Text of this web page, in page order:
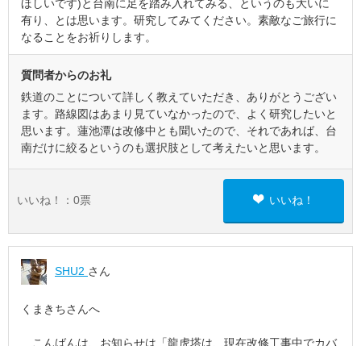
ほしいです)と台南に足を踏み入れてみる、というのも大いに
有り、とは思います。研究してみてください。素敵なご旅行に
なることをお祈りします。
質問者からのお礼
鉄道のことについて詳しく教えていただき、ありがとうござい
ます。路線図はあまり見ていなかったので、よく研究したいと
思います。蓮池潭は改修中とも聞いたので、それであれば、台
南だけに絞るというのも選択肢として考えたいと思います。
いいね！： 0票 いいね！
SHU2 さん
くまきちさんへ
こんばんは、お知らせは「龍虎塔は、現在改修工事中でカバ